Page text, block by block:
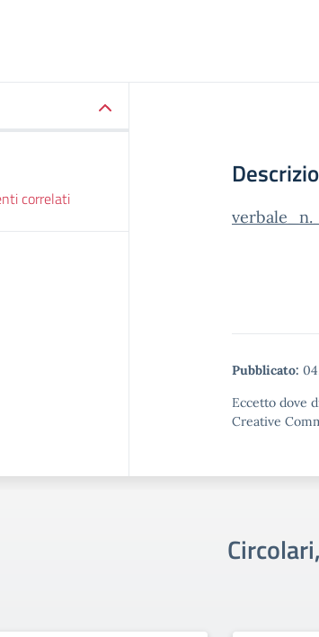
correlati
Pubblicato:
Eccetto dove
Creative